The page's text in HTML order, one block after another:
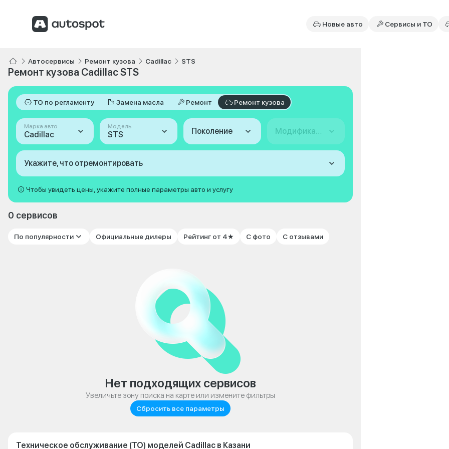
Новые авто Сервисы и ТО
Автосервисы Ремонт кузова Cadillac STS
Ремонт кузова Cadillac STS
ТО по регламенту Замена масла Ремонт Ремонт кузова
Марка авто
Cadillac
Модель
STS Поколение Модификация
Укажите, что отремонтировать
Чтобы увидеть цены, укажите полные параметры авто и услугу
0 сервисов
По популярности Официальные дилеры Рейтинг от 4★ С фото С отзывами
Нет подходящих сервисов
Увеличьте зону поиска на карте или измените фильтры
Сбросить все параметры
Техническое обслуживание (ТО) моделей Cadillac в Казани